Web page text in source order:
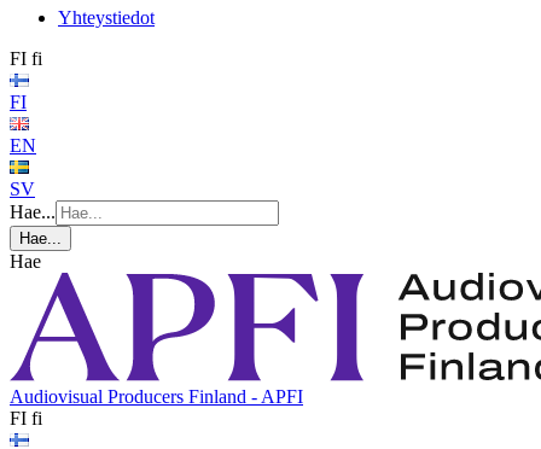
Yhteystiedot
FI fi
FI
EN
SV
Hae...
Hae...
Hae
Audiovisual Producers Finland - APFI
FI fi